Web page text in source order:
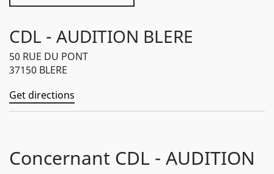
CDL - AUDITION BLERE
50 RUE DU PONT
37150 BLERE
Get directions
Concernant CDL - AUDITION